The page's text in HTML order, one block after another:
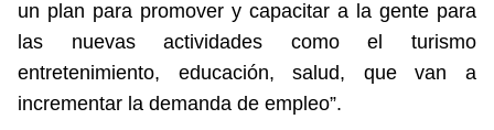
un plan para promover y capacitar a la gente para
las nuevas actividades como el turismo
entretenimiento, educación, salud, que van a
incrementar la demanda de empleo”.